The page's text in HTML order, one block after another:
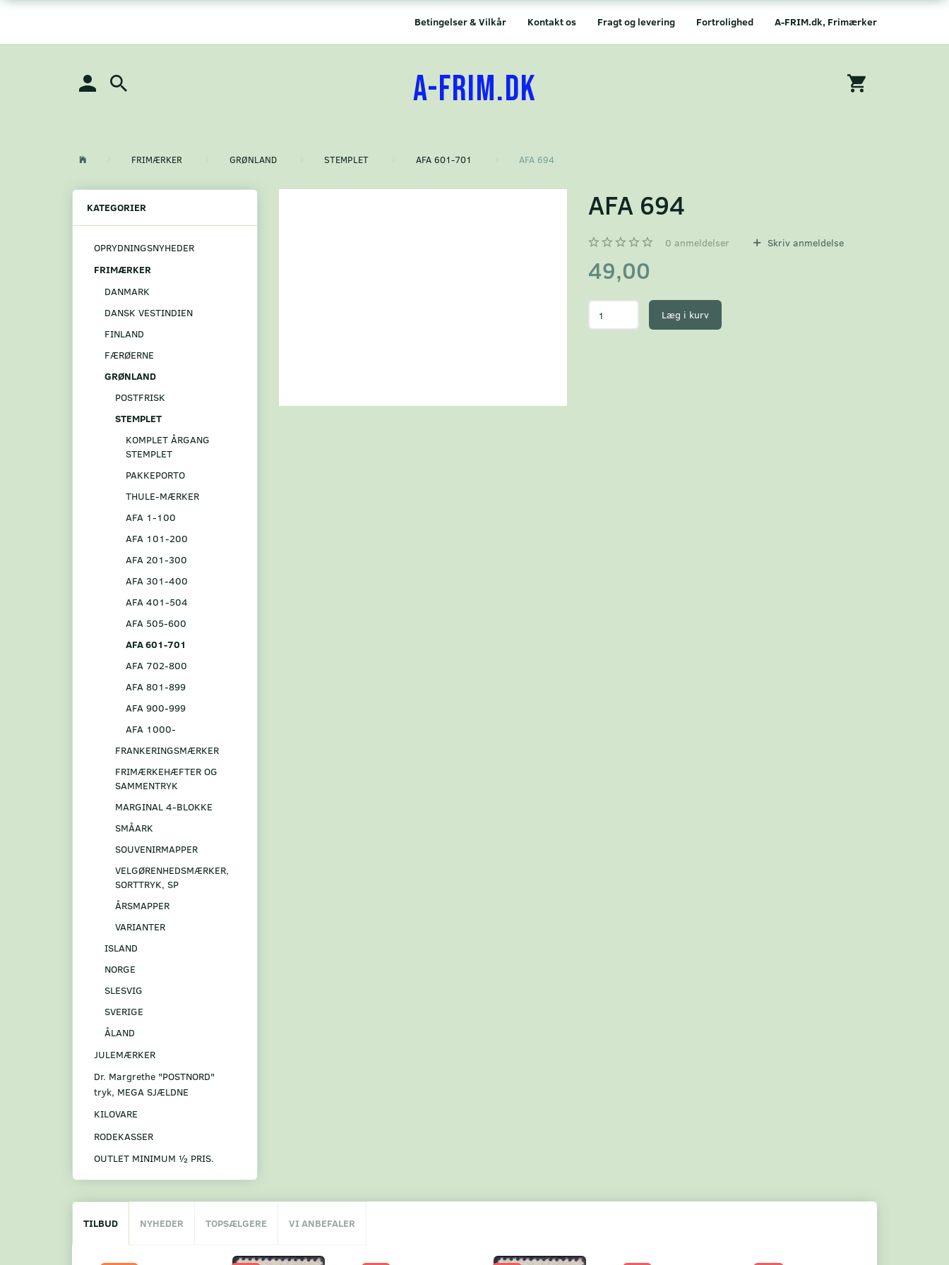
A-FRIM.dk, Frimærker
Fortrolighed
Fragt og levering
Kontakt os
Betingelser & Vilkår
A-FRIM.DK
FRIMÆRKER GRØNLAND STEMPLET AFA 601-701 AFA 694
KATEGORIER
OPRYDNINGSNYHEDER
FRIMÆRKER
DANMARK
DANSK VESTINDIEN
FINLAND
FÆRØERNE
GRØNLAND
POSTFRISK
STEMPLET
KOMPLET ÅRGANG
STEMPLET
PAKKEPORTO
THULE-MÆRKER
AFA 1-100
AFA 101-200
AFA 201-300
AFA 301-400
AFA 401-504
AFA 505-600
AFA 601-701
AFA 702-800
AFA 801-899
AFA 900-999
AFA 1000-
FRANKERINGSMÆRKER
FRIMÆRKEHÆFTER OG
SAMMENTRYK
MARGINAL 4-BLOKKE
SMÅARK
SOUVENIRMAPPER
VELGØRENHEDSMÆRKER,
SORTTRYK, SP
ÅRSMAPPER
VARIANTER
ISLAND
NORGE
SLESVIG
SVERIGE
ÅLAND
JULEMÆRKER
Dr. Margrethe "POSTNORD"
tryk, MEGA SJÆLDNE
KILOVARE
RODEKASSER
OUTLET MINIMUM ½ PRIS.
AFA 694
0 anmeldelser Skriv anmeldelse
49,00
Læg i kurv
TILBUD NYHEDER TOPSÆLGERE VI ANBEFALER